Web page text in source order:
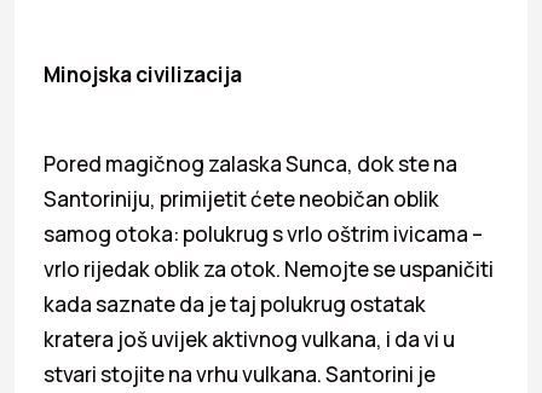
Minojska civilizacija
Pored magičnog zalaska Sunca, dok ste na
Santoriniju, primijetit ćete neobičan oblik
samog otoka: polukrug s vrlo oštrim ivicama –
vrlo rijedak oblik za otok. Nemojte se uspaničiti
kada saznate da je taj polukrug ostatak
kratera još uvijek aktivnog vulkana, i da vi u
stvari stojite na vrhu vulkana. Santorini je